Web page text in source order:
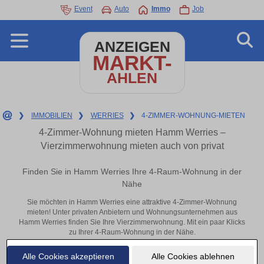
Alle Cookies akzeptieren Alle Cookies ablehnen
Event Auto Immo Job
ANZEIGEN
MARKT-
AHLEN
❯ IMMOBILIEN ❯ WERRIES ❯ 4-ZIMMER-WOHNUNG-MIETEN
4-Zimmer-Wohnung mieten Hamm Werries –
Vierzimmerwohnung mieten auch von privat
Finden Sie in Hamm Werries Ihre 4-Raum-Wohnung in der
Nähe
Sie möchten in Hamm Werries eine attraktive 4-Zimmer-Wohnung
mieten! Unter privaten Anbietern und Wohnungsunternehmen aus
Hamm Werries finden Sie Ihre Vierzimmerwohnung. Mit ein paar Klicks
zu Ihrer 4-Raum-Wohnung in der Nähe.
Aktuelle Wohnung zum mieten